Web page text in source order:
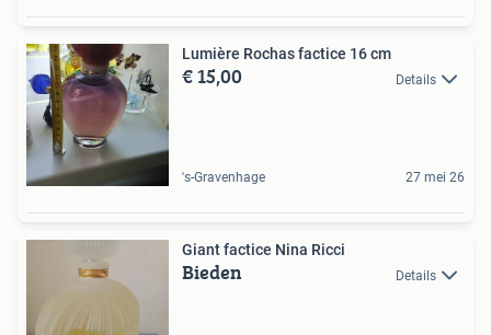
Lumière Rochas factice 16 cm
€ 15,00 Details
's-Gravenhage 27 mei 26
Giant factice Nina Ricci
Bieden Details